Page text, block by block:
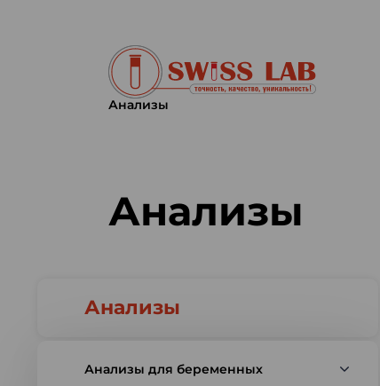
Анализы
Анализы
Анализы
Анализы для беременных